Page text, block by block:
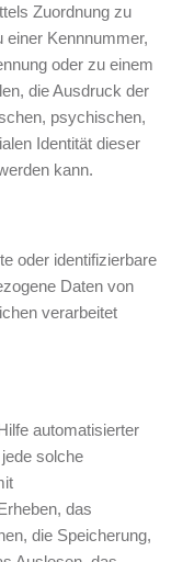
Zuordnung zu
einer Kennnummer,
oder zu einem
die Ausdruck der
psychischen,
Identität dieser
kann.
oder identifizierbare
Daten von
verarbeitet
automatisierter
solche
das
die Speicherung,